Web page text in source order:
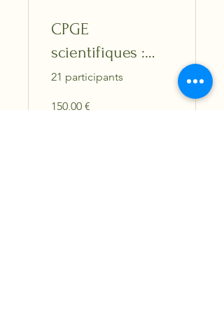
CPGE
scientifiques :
préparation à
l'épreuve de
21 participants
150,00 €